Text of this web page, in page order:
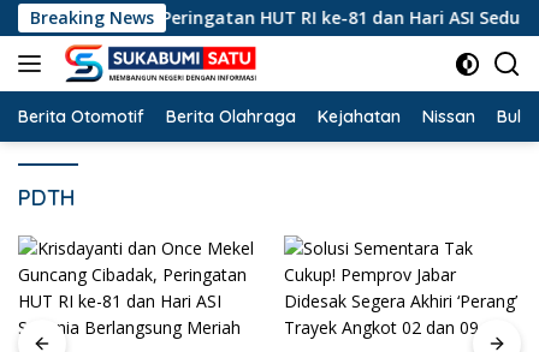
Langsung
ke
konten
Breaking News
Cibadak, Peringatan HUT RI ke-81 dan Hari ASI Sedunia
Berita Otomotif Berita Olahraga Kejahatan Nissan
PDTH